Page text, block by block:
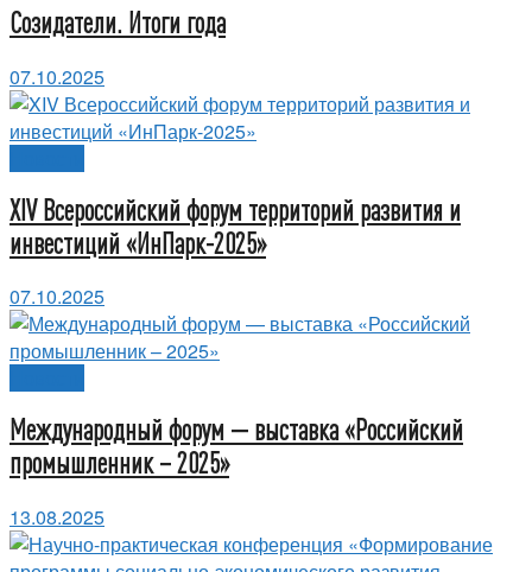
Созидатели. Итоги года
07.10.2025
XIV Всероссийский форум территорий развития и
инвестиций «ИнПарк-2025»
07.10.2025
Международный форум — выставка «Российский
промышленник – 2025»
13.08.2025